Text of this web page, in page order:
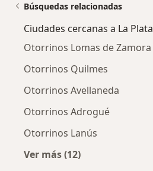
Búsquedas relacionadas
Ciudades cercanas a La Plata
Otorrinos Lomas de Zamora
Otorrinos Quilmes
Otorrinos Avellaneda
Otorrinos Adrogué
Otorrinos Lanús
Ver más (12)